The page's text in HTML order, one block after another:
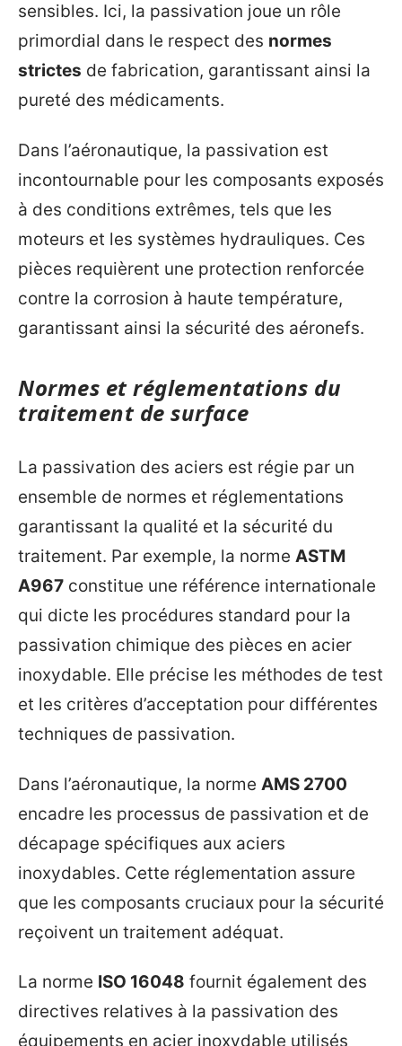
sensibles. Ici, la passivation joue un rôle
primordial dans le respect des normes
strictes de fabrication, garantissant ainsi la
pureté des médicaments.
Dans l’aéronautique, la passivation est
incontournable pour les composants exposés
à des conditions extrêmes, tels que les
moteurs et les systèmes hydrauliques. Ces
pièces requièrent une protection renforcée
contre la corrosion à haute température,
garantissant ainsi la sécurité des aéronefs.
Normes et réglementations du
traitement de surface
La passivation des aciers est régie par un
ensemble de normes et réglementations
garantissant la qualité et la sécurité du
traitement. Par exemple, la norme ASTM
A967 constitue une référence internationale
qui dicte les procédures standard pour la
passivation chimique des pièces en acier
inoxydable. Elle précise les méthodes de test
et les critères d’acceptation pour différentes
techniques de passivation.
Dans l’aéronautique, la norme AMS 2700
encadre les processus de passivation et de
décapage spécifiques aux aciers
inoxydables. Cette réglementation assure
que les composants cruciaux pour la sécurité
reçoivent un traitement adéquat.
La norme ISO 16048 fournit également des
directives relatives à la passivation des
équipements en acier inoxydable utilisés